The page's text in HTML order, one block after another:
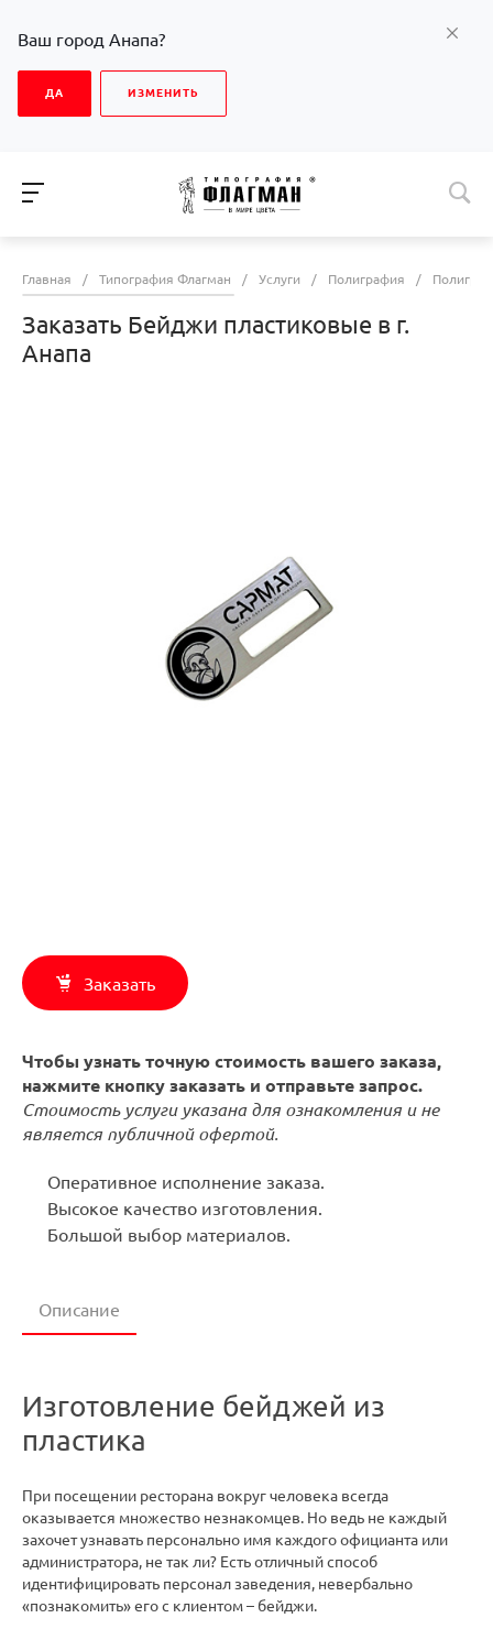
Ваш город Анапа?
ДА ИЗМЕНИТЬ
Главная / Типография Флагман / Услуги / Полиграфия /
Заказать Бейджи пластиковые в г.
Анапа
Заказать
Чтобы узнать точную стоимость вашего заказа,
нажмите кнопку заказать и отправьте запрос.
Стоимость услуги указана для ознакомления и не
является публичной офертой.
Оперативное исполнение заказа.
Высокое качество изготовления.
Большой выбор материалов.
Описание
Изготовление бейджей из
пластика
При посещении ресторана вокруг человека всегда
оказывается множество незнакомцев. Но ведь не каждый
захочет узнавать персонально имя каждого официанта или
администратора, не так ли? Есть отличный способ
идентифицировать персонал заведения, невербально
«познакомить» его с клиентом – бейджи.